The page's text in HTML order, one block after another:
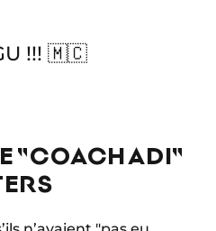
!!! 🇲🇨
"COACH ADI"